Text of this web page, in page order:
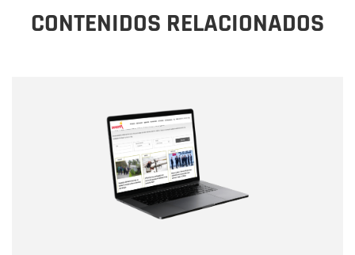
CONTENIDOS RELACIONADOS
Correo electrónico
Tipo de comentario